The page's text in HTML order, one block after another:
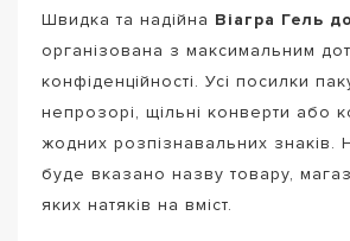
Швидка та надійна Віагра Гель
організована з максимальним
конфіденційності. Усі посилки
непрозорі, щільні конверти або
жодних розпізнавальних знаків.
буде вказано назву товару,
яких натяків на вміст.